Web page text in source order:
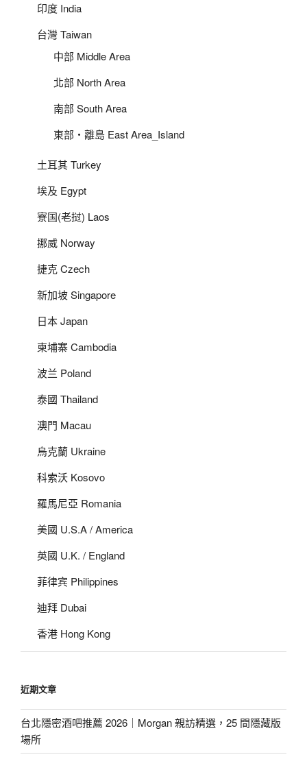
印度 India
台灣 Taiwan
中部 Middle Area
北部 North Area
南部 South Area
東部‧離島 East Area_Island
土耳其 Turkey
埃及 Egypt
寮国(老挝) Laos
挪威 Norway
捷克 Czech
新加坡 Singapore
日本 Japan
柬埔寨 Cambodia
波兰 Poland
泰國 Thailand
澳門 Macau
烏克蘭 Ukraine
科索沃 Kosovo
羅馬尼亞 Romania
美國 U.S.A / America
英國 U.K. / England
菲律宾 Philippines
迪拜 Dubai
香港 Hong Kong
近期文章
台北隱密酒吧推薦 2026｜Morgan 親訪精選，25 間隱藏版
場所